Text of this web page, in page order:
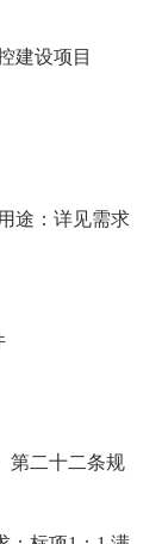
建设项目
途：详见需求
二十二条规